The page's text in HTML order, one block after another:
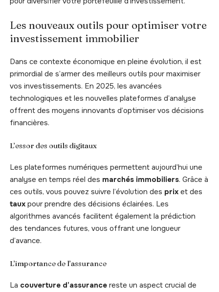
Les nouveaux outils pour optimiser votre
investissement immobilier
Dans ce contexte économique en pleine évolution, il est
primordial de s’armer des meilleurs outils pour maximiser
vos investissements. En 2025, les avancées
technologiques et les nouvelles plateformes d’analyse
offrent des moyens innovants d’optimiser vos décisions
financières.
L’essor des outils digitaux
Les plateformes numériques permettent aujourd’hui une
analyse en temps réel des marchés immobiliers. Grâce à
ces outils, vous pouvez suivre l’évolution des prix et des
taux pour prendre des décisions éclairées. Les
algorithmes avancés facilitent également la prédiction
des tendances futures, vous offrant une longueur
d’avance.
L’importance de l’assurance
La couverture d’assurance reste un aspect crucial de